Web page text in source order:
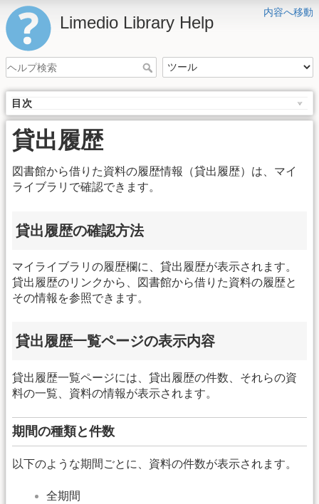
内容へ移動
Limedio Library Help
目次
貸出履歴
図書館から借りた資料の履歴情報（貸出履歴）は、マイ
ライブラリで確認できます。
貸出履歴の確認方法
マイライブラリの履歴欄に、貸出履歴が表示されます。
貸出履歴のリンクから、図書館から借りた資料の履歴と
その情報を参照できます。
貸出履歴一覧ページの表示内容
貸出履歴一覧ページには、貸出履歴の件数、それらの資
料の一覧、資料の情報が表示されます。
期間の種類と件数
以下のような期間ごとに、資料の件数が表示されます。
全期間